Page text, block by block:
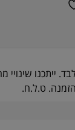
ייתכנו שינויי
הזמנה. ט.ל.ח.